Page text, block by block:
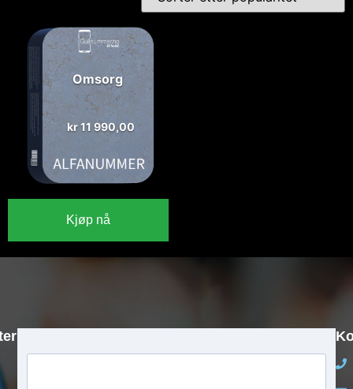
Kjøp nå
Omsorg
kr11 990,00